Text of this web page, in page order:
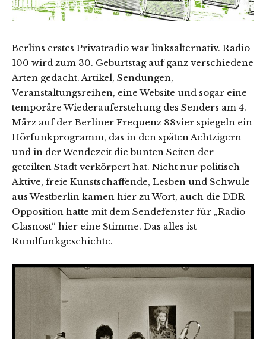
Berlins erstes Privatradio war linksalternativ. Radio
100 wird zum 30. Geburtstag auf ganz verschiedene
Arten gedacht. Artikel, Sendungen,
Veranstaltungsreihen, eine Website und sogar eine
temporäre Wiederauferstehung des Senders am 4.
März auf der Berliner Frequenz 88vier spiegeln ein
Hörfunkprogramm, das in den späten Achtzigern
und in der Wendezeit die bunten Seiten der
geteilten Stadt verkörpert hat. Nicht nur politisch
Aktive, freie Kunstschaffende, Lesben und Schwule
aus Westberlin kamen hier zu Wort, auch die DDR-
Opposition hatte mit dem Sendefenster für „Radio
Glasnost“ hier eine Stimme. Das alles ist
Rundfunkgeschichte.